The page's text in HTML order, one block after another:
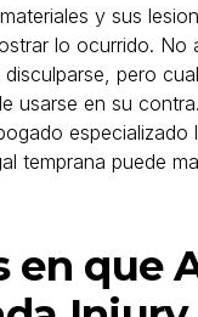
y sus
lo ocurrido. No
pero
usarse en su
especializado
temprana puede
en que